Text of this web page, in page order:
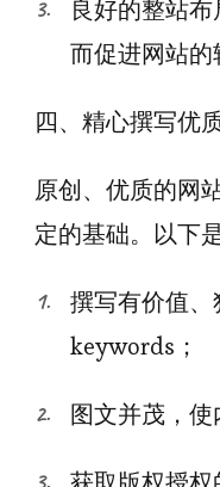
良好的整站
而促进网站的
四、精心撰写优
原创、优质的网
定的基础。以下
撰写有价值
keywords；
图文并茂，使